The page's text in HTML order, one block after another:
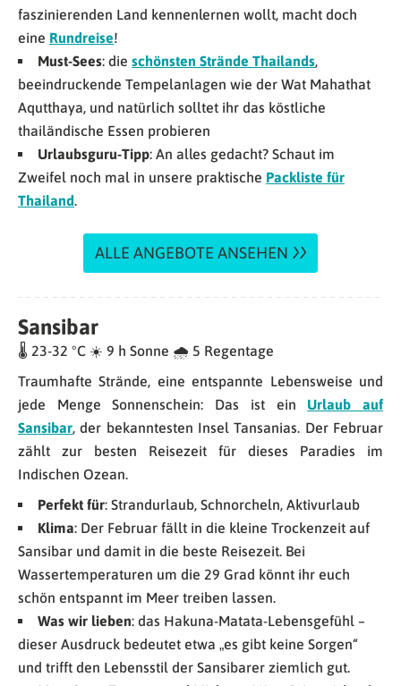
faszinierenden Land kennenlernen wollt, macht doch
eine Rundreise!
Must-Sees: die schönsten Strände Thailands,
beeindruckende Tempelanlagen wie der Wat Mahathat
Aqutthaya, und natürlich solltet ihr das köstliche
thailändische Essen probieren
Urlaubsguru-Tipp: An alles gedacht? Schaut im
Zweifel noch mal in unsere praktische Packliste für
Thailand.
ALLE ANGEBOTE ANSEHEN
Sansibar
🌡 23-32 °C ☀️ 9 h Sonne 🌧 5 Regentage
Traumhafte Strände, eine entspannte Lebensweise und
jede Menge Sonnenschein: Das ist ein Urlaub auf
Sansibar, der bekanntesten Insel Tansanias. Der Februar
zählt zur besten Reisezeit für dieses Paradies im
Indischen Ozean.
Perfekt für: Strandurlaub, Schnorcheln, Aktivurlaub
Klima: Der Februar fällt in die kleine Trockenzeit auf
Sansibar und damit in die beste Reisezeit. Bei
Wassertemperaturen um die 29 Grad könnt ihr euch
schön entspannt im Meer treiben lassen.
Was wir lieben: das Hakuna-Matata-Lebensgefühl –
dieser Ausdruck bedeutet etwa „es gibt keine Sorgen“
und trifft den Lebensstil der Sansibarer ziemlich gut.